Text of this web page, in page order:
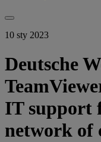
10 sty 2023
Deutsche
IT support
network of